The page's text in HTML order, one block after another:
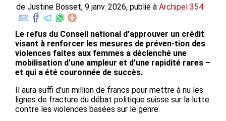
de Justine Bosset, 9 janv. 2026, publié à Archipel 354
Le refus du Conseil national d’approuver un crédit
visant à renforcer les mesures de préven-tion des
violences faites aux femmes a déclenché une
mobilisation d’une ampleur et d’une rapidité rares –
et qui a été couronnée de succès.
Il aura suffi d’un million de francs pour mettre à nu les
lignes de fracture du débat politique suisse sur la lutte
contre les violences basées sur le genre.